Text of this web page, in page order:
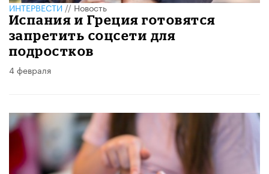
ИНТЕРВЕСТИ//Новость
Испания и Греция готовятся
запретить соцсети для
подростков
4 февраля